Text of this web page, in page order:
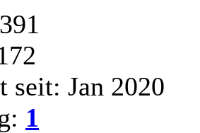
seit: Jan 2020
1